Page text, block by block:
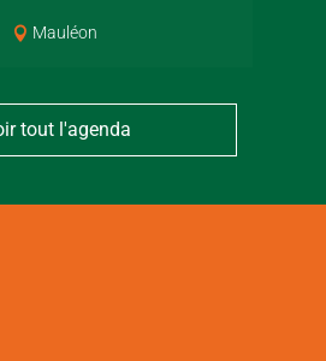
Mauléon
tout l'agenda